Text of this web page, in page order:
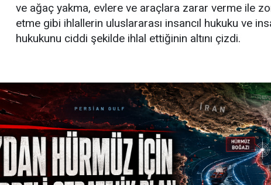
ve ağaç yakma, evlere ve araçlara zarar verme ile
etme gibi ihlallerin uluslararası insancıl hukuku ve
hukukunu ciddi şekilde ihlal ettiğinin altını çizdi.